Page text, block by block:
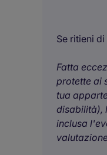
Se ritieni
Fatta
protette ai
tua
disabilità),
inclusa